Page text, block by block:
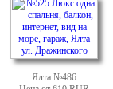
Ялта №486